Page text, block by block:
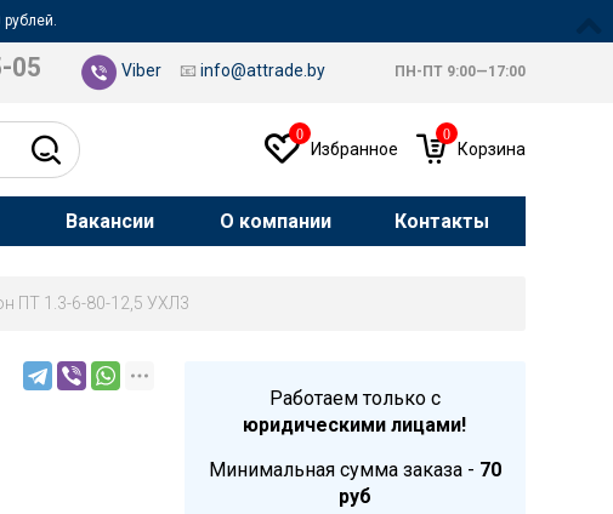
05 Viber 📧 info@attrade.by ПН-ПТ 9:00—17:00
0
Избранное
0
Корзина
Вакансии О компании Контакты
ПТ 1.3-6-80-12,5 УХЛ3
Работаем только с
юридическими лицами!
Минимальная сумма заказа - 70
руб